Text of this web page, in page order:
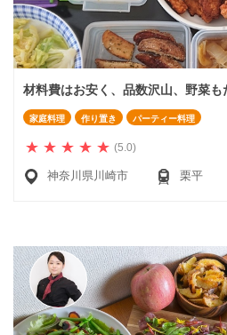
材料費はお安く、品数沢山、野菜も
家庭料理 作り置き パーティー料理
(5.0)
神奈川県川崎市 栗平